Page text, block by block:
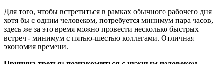
Для того, чтобы встретиться в рамках обычного рабочего дня
хотя бы с одним человеком, потребуется минимум пара часов,
здесь же за это время можно провести несколько быстрых
встреч - минимум с пятью-шестью коллегами. Отличная
экономия времени.